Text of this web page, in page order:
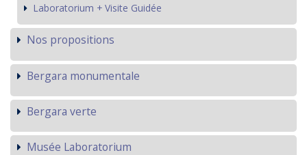
Laboratorium + Visite Guidée
Nos propositions
Bergara monumentale
Bergara verte
Musée Laboratorium